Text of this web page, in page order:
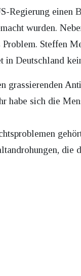
Regierung einen
wurden.
Steffen
Deutschland
grassierenden
habe sich die
die